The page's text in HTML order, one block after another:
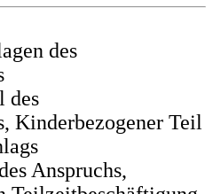
des
des
Kinderbezogener Teil
Anspruchs,